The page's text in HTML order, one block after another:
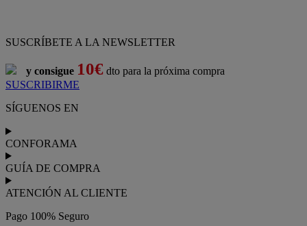
SUSCRÍBETE A LA NEWSLETTER
y consigue 10€ dto para la próxima compra
SUSCRIBIRME
SÍGUENOS EN
CONFORAMA
GUÍA DE COMPRA
ATENCIÓN AL CLIENTE
Pago 100% Seguro